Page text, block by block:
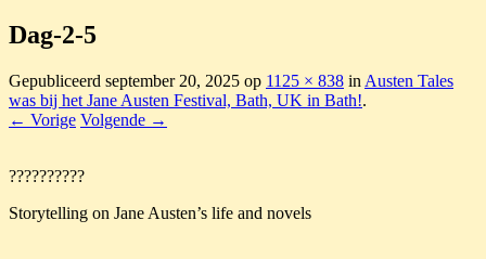
Dag-2-5
Gepubliceerd september 20, 2025 op 1125 × 838 in Austen Tales
was bij het Jane Austen Festival, Bath, UK in Bath!.
← Vorige Volgende →
??????????
Storytelling on Jane Austen’s life and novels